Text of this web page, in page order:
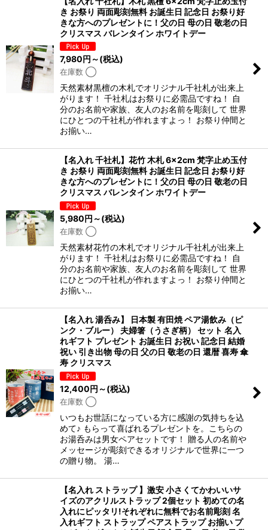
き お祭り 両面彫刻無料 お誕生日 記念日 お祭り好
きな方へのプレゼントに！父の日 母の日 敬老の日
クリスマス バレンタイン ホワイトデー
7,980円 ～(税込)
在庫数 ◯
天然素材黒檀の木札でオリジナル千社札が出来上
がります！ 千社札はお祭りに必需品ですね！ 自
分のお名前や家族、友人のお名前を彫刻して 世界
にひとつの千社札が作れますよっ！ お祭り仲間と
お揃い…
【名入れ 千社札】花竹 木札 6×2cm 梵字止め玉付
き お祭り 両面彫刻無料 お誕生日 記念日 お祭り好
きな方へのプレゼントに！父の日 母の日 敬老の日
クリスマス バレンタイン ホワイトデー
5,980円 ～(税込)
在庫数 ◯
天然素材花竹の木札でオリジナル千社札が出来上
がります！ 千社札はお祭りに必需品ですね！ 自
分のお名前や家族、友人のお名前を彫刻して 世界
にひとつの千社札が作れますよっ！ お祭り仲間と
お揃い…
【名入れ 湯呑み】 日本製 有田焼 ペア湯飲み（ピ
ンク・ブルー） 夫婦箸（うさぎ柄） セット 名入
れギフト プレゼント お誕生日 お祝い 記念日 結婚
祝い 引き出物 母の日 父の日 敬老の日 還暦 喜寿 傘
寿 クリスマス
12,400円 ～(税込)
在庫数 ◯
いつもお世話になっている方に感謝の気持ちを込
めて♪ もらって喜ばれるプレゼントを。こちらの
お湯呑みは男女ペアセットです！ 贈る人の名前や
メッセージが彫刻できるオリジナルで世界に一つ
の贈り物。 湯…
【名入れ ストラップ 】激安 小さくてかわいいサ
イズのアクリルストラップ 2個セット 初めての名
入れにピッタリ!それぞれに無料でお名前彫刻 名
入れギフト ストラップ ペアストラップ お揃い プ